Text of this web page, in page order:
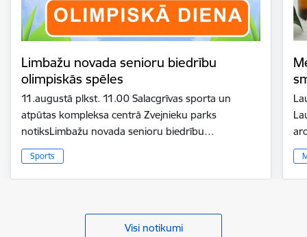
Limbažu novada senioru biedrību
olimpiskās spēles
11.augustā plkst. 11.00 Salacgrīvas sporta un
atpūtas kompleksa centrā Zvejnieku parks
notiksLimbažu novada senioru biedrību…
Sports
Visi notikumi